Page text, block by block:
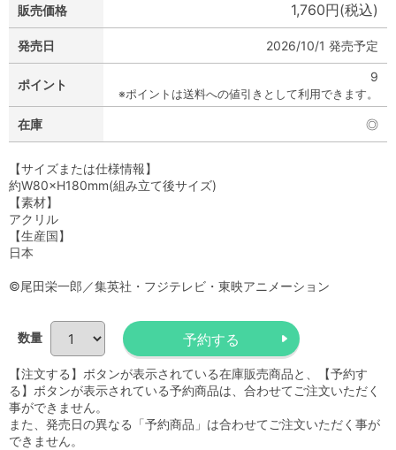
販売価格 1,760円(税込)
発売日 2026/10/1 発売予定
ポイント
9
※ポイントは送料への値引きとして利用できます。
在庫 ◎
【サイズまたは仕様情報】
約W80×H180mm(組み立て後サイズ)
【素材】
アクリル
【生産国】
日本
©尾田栄一郎／集英社・フジテレビ・東映アニメーション
数量
【注文する】ボタンが表示されている在庫販売商品と、【予約す
る】ボタンが表示されている予約商品は、合わせてご注文いただく
事ができません。
また、発売日の異なる「予約商品」は合わせてご注文いただく事が
できません。